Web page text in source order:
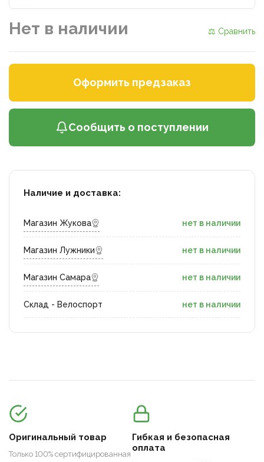
Нет в наличии ⚖ Сравнить
Оформить предзаказ
Сообщить о поступлении
Наличие и доставка:
Магазин Жукова нет в наличии
Магазин Лужники нет в наличии
Магазин Самара нет в наличии
Склад - Велоспорт нет в наличии
Оригинальный товар
Только 100% сертифицированная
Гибкая и безопасная
оплата